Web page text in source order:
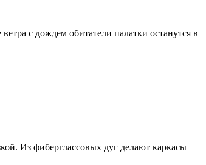
с дождем обитатели палатки останутся в
Из фиберглассовых дуг делают каркасы